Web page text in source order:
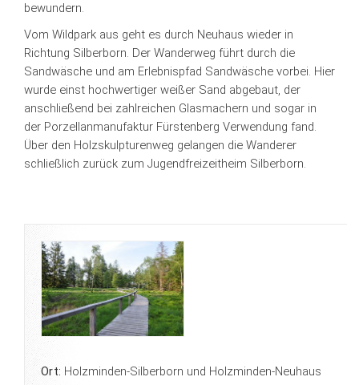
bewundern.
Vom Wildpark aus geht es durch Neuhaus wieder in
Richtung Silberborn. Der Wanderweg führt durch die
Sandwäsche und am Erlebnispfad Sandwäsche vorbei. Hier
wurde einst hochwertiger weißer Sand abgebaut, der
anschließend bei zahlreichen Glasmachern und sogar in
der Porzellanmanufaktur Fürstenberg Verwendung fand.
Über den Holzskulpturenweg gelangen die Wanderer
schließlich zurück zum Jugendfreizeitheim Silberborn.
Ort: Holzminden-Silberborn und Holzminden-Neuhaus